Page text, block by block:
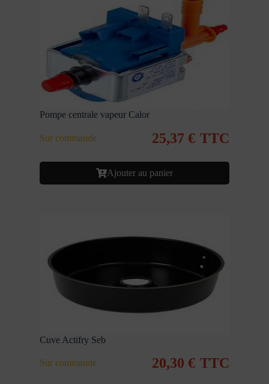
Pompe centrale vapeur Calor
Sur commande 25,37 € TTC
Ajouter au panier
Cuve Actifry Seb
Sur commande 20,30 € TTC